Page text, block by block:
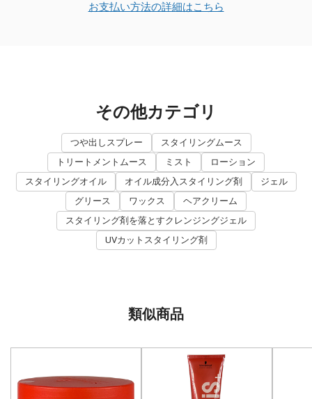
お支払い方法の詳細はこちら
その他カテゴリ
つや出しスプレー
スタイリングムース
トリートメントムース
ミスト
ローション
スタイリングオイル
オイル成分入スタイリング剤
ジェル
グリース
ワックス
ヘアクリーム
スタイリング剤を落とすクレンジングジェル
UVカットスタイリング剤
類似商品